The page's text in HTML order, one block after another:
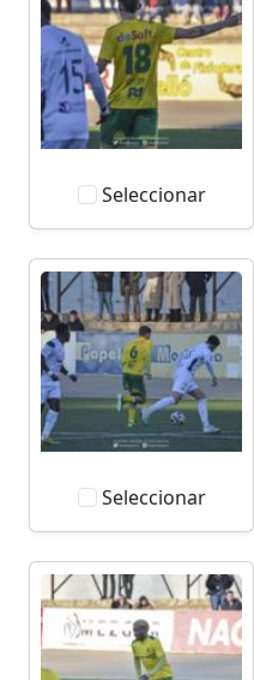
Seleccionar
Seleccionar